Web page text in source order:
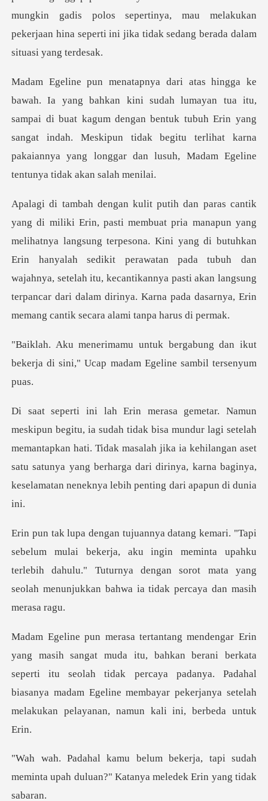
mungkin gadis polos sepertinya, mau melakukan
pek
itu,
sampai di buat kagum dengan bentuk tubuh Erin yang
sangat indah. Meskipun tidak begitu te
ung terpesona. Kini yang di butuhkan
Erin hanyalah sedikit perawatan pada tubuh dan
wajahnya, setelah itu, kecantikannya pa
bung dan ikut
bekerja di sini," Ucap
r lagi setelah
memantapkan hati. Tidak masalah jika ia kehilangan aset
satu satunya yang berh
kerja, aku ingin meminta upahku
terlebih dahulu." Tuturnya dengan sorot
berani berkata
seperti itu seolah tidak percaya padanya. Padahal
biasanya madam Egelin
tapi sudah
meminta upah duluan?" Kat